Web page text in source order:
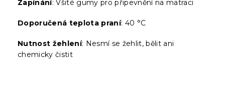
Zapínání: Všité gumy pro připevnění na matraci
Doporučená teplota praní: 40 °C
Nutnost žehlení: Nesmí se žehlit, bělit ani
chemicky čistit